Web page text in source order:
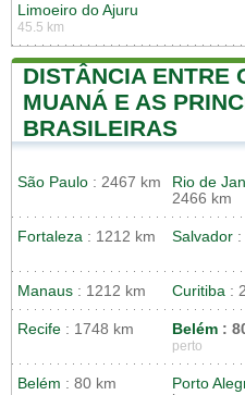
Limoeiro do Ajuru
45.5 km
DISTÂNCIA ENTRE
MUANÁ E AS
BRASILEIRAS
São Paulo : 2467 km Rio de
2466 km
Fortaleza : 1212 km Salvador :
Manaus : 1212 km Curitiba :
Recife : 1748 km Belém :
perto
Belém : 80 km Porto